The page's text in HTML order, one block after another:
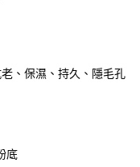
、保濕、持久、隱毛孔
底